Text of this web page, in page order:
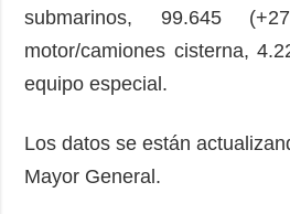
submarinos, 99.645
motor/camiones cisterna,
equipo especial.
Los datos se están
Mayor General.